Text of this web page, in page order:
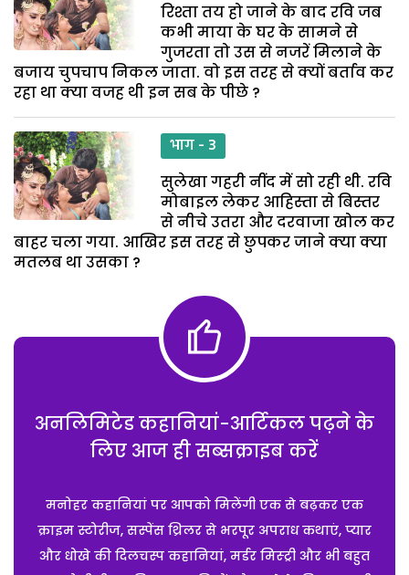
रिश्ता तय हो जाने के बाद रवि जब
कभी माया के घर के सामने से
गुजरता तो उस से नजरें मिलाने के
बजाय चुपचाप निकल जाता. वो इस तरह से क्यों बर्ताव कर
रहा था क्या वजह थी इन सब के पीछे ?
भाग - 3
सुलेखा गहरी नींद में सो रही थी. रवि
मोबाइल लेकर आहिस्ता से बिस्तर
से नीचे उतरा और दरवाजा खोल कर
बाहर चला गया. आखिर इस तरह से छुपकर जाने क्या क्या
मतलब था उसका ?
अनलिमिटेड कहानियां-आर्टिकल पढ़ने के
लिए आज ही सब्सक्राइब करें
मनोहर कहानियां पर आपको मिलेंगी एक से बढ़कर एक
क्राइम स्टोरीज, सस्पेंस थ्रिलर से भरपूर अपराध कथाएं, प्यार
और धोखे की दिलचस्प कहानियां, मर्डर मिस्ट्री और भी बहुत